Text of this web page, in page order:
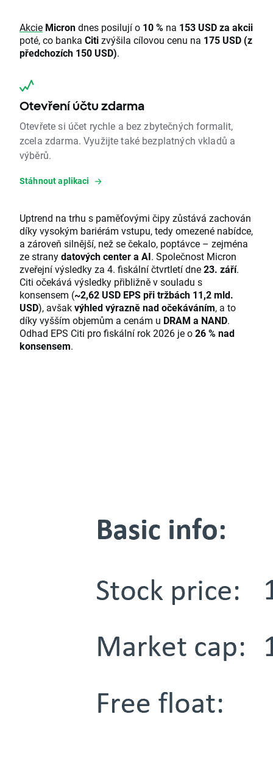
Akcie Microndnes posilují o 10 % na 153 USD za akcii
poté, co banka Citizvýšila cílovou cenu na 175 USD (z
předchozích 150 USD).
Otevření účtu zdarma
Otevřete si účet rychle a bez zbytečných formalit,
zcela zdarma. Využijte také bezplatných vkladů a
výběrů.
Stáhnout aplikaci
Uptrend na trhu s paměťovými čipy zůstává zachován
díky vysokým bariérám vstupu, tedy omezené nabídce,
a zároveň silnější, než se čekalo, poptávce – zejména
ze stranydatových center a AI. Společnost Micron
zveřejní výsledky za 4. fiskální čtvrtletí dne23. září.
Citi očekává výsledky přibližně v souladu s
konsensem (~2,62 USD EPS při tržbách 11,2 mld.
USD), avšakvýhled výrazně nad očekáváním, a to
díky vyšším objemům a cenám u DRAM a NAND.
Odhad EPS Citi pro fiskální rok 2026 je o26 % nad
konsensem.